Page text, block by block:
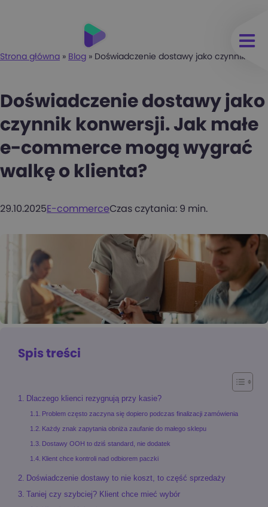
Strona główna » Blog » Doświadczenie dostawy jako czynnik
Doświadczenie dostawy jako
czynnik konwersji. Jak małe
e-commerce mogą wygrać
walkę o klienta?
29.10.2025E-commerceCzas czytania: 9 min.
Spis treści
Dlaczego klienci rezygnują przy kasie?
Problem często zaczyna się dopiero podczas finalizacji zamówienia
Każdy znak zapytania obniża zaufanie do małego sklepu
Dostawy OOH to dziś standard, nie dodatek
Klient chce kontroli nad odbiorem paczki
Doświadczenie dostawy to nie koszt, to część sprzedaży
Taniej czy szybciej? Klient chce mieć wybór